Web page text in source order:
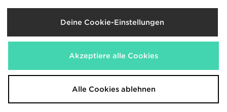
Lieferung Nach
Österreich
Wir akzeptieren folgende Zahlungsmethoden
Corporate Website www.jdplc.com
Deine Cookie-Einstellungen
Akzeptiere alle Cookies
Alle Cookies ablehnen